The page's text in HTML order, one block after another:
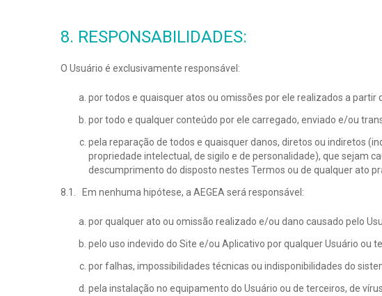
8. RESPONSABILIDADES:
O Usuário é exclusivamente responsável:
por todos e quaisquer atos ou omissões por ele realizados a partir
por todo e qualquer conteúdo por ele carregado, enviado e/ou
pela reparação de todos e quaisquer danos, diretos ou indiretos
propriedade intelectual, de sigilo e de personalidade), que sejam
descumprimento do disposto nestes Termos ou de qualquer ato
8.1. Em nenhuma hipótese, a AEGEA será responsável:
por qualquer ato ou omissão realizado e/ou dano causado pelo
pelo uso indevido do Site e/ou Aplicativo por qualquer Usuário ou
por falhas, impossibilidades técnicas ou indisponibilidades do
pela instalação no equipamento do Usuário ou de terceiros, de